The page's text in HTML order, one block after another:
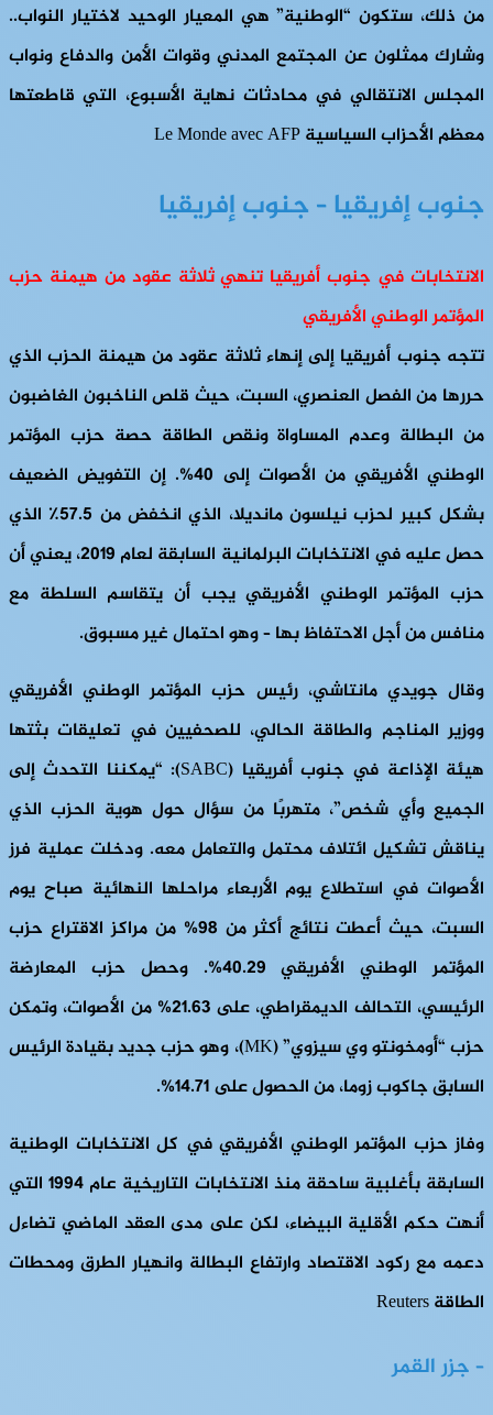
من ذلك، ستكون “الوطنية” هي المعيار الوحيد لاختيار النواب..
وشارك ممثلون عن المجتمع المدني وقوات الأمن والدفاع ونواب
المجلس الانتقالي في محادثات نهاية الأسبوع، التي قاطعتها
معظم الأحزاب السياسية Le Monde avec AFP
جنوب إفريقيا – جنوب إفريقيا
الانتخابات في جنوب أفريقيا تنهي ثلاثة عقود من هيمنة حزب
المؤتمر الوطني الأفريقي
تتجه جنوب أفريقيا إلى إنهاء ثلاثة عقود من هيمنة الحزب الذي
حررها من الفصل العنصري، السبت، حيث قلص الناخبون الغاضبون
من البطالة وعدم المساواة ونقص الطاقة حصة حزب المؤتمر
الوطني الأفريقي من الأصوات إلى 40%. إن التفويض الضعيف
بشكل كبير لحزب نيلسون مانديلا، الذي انخفض من 57.5٪ الذي
حصل عليه في الانتخابات البرلمانية السابقة لعام 2019، يعني أن
حزب المؤتمر الوطني الأفريقي يجب أن يتقاسم السلطة مع
منافس من أجل الاحتفاظ بها – وهو احتمال غير مسبوق.
وقال جويدي مانتاشي، رئيس حزب المؤتمر الوطني الأفريقي
ووزير المناجم والطاقة الحالي، للصحفيين في تعليقات بثتها
هيئة الإذاعة في جنوب أفريقيا (SABC): “يمكننا التحدث إلى
الجميع وأي شخص”، متهربًا من سؤال حول هوية الحزب الذي
يناقش تشكيل ائتلاف محتمل والتعامل معه. ودخلت عملية فرز
الأصوات في استطلاع يوم الأربعاء مراحلها النهائية صباح يوم
السبت، حيث أعطت نتائج أكثر من 98% من مراكز الاقتراع حزب
المؤتمر الوطني الأفريقي 40.29%. وحصل حزب المعارضة
الرئيسي، التحالف الديمقراطي، على 21.63% من الأصوات، وتمكن
حزب “أومخونتو وي سيزوي” (MK)، وهو حزب جديد بقيادة الرئيس
السابق جاكوب زوما، من الحصول على 14.71%.
وفاز حزب المؤتمر الوطني الأفريقي في كل الانتخابات الوطنية
السابقة بأغلبية ساحقة منذ الانتخابات التاريخية عام 1994 التي
أنهت حكم الأقلية البيضاء، لكن على مدى العقد الماضي تضاءل
دعمه مع ركود الاقتصاد وارتفاع البطالة وانهيار الطرق ومحطات
الطاقة Reuters
– جزر القمر